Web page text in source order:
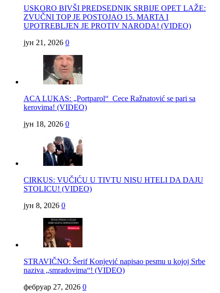
USKORO BIVŠI PREDSEDNIK SRBIJE OPET LAŽE:
ZVUČNI TOP JE POSTOJAO 15. MARTA I
UPOTREBLJEN JE PROTIV NARODA! (VIDEO)
јун 21, 2026 0
ACA LUKAS: „Portparol“ Cece Ražnatović se pari sa
kerovima! (VIDEO)
јун 18, 2026 0
CIRKUS: VUČIĆU U TIVTU NISU HTELI DA DAJU
STOLICU! (VIDEO)
јун 8, 2026 0
STRAVIČNO: Šerif Konjević napisao pesmu u kojoj Srbe
naziva „smradovima“! (VIDEO)
фебруар 27, 2026 0